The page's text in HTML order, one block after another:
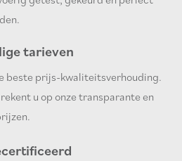
tarieven
beste prijs-kwaliteitsverhouding.
u op onze transparante en